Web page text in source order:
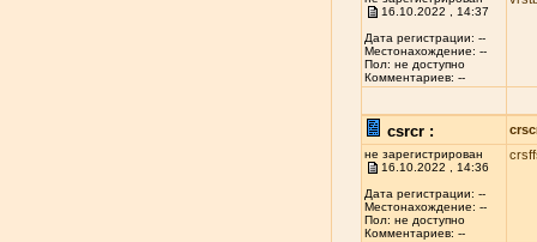
16.10.2022 , 14:37
Дата регистрации: --
Местонахождение: --
Пол: не доступно
Комментариев: --
csrcr :
не зарегистрирован
16.10.2022 , 14:36
Дата регистрации: --
Местонахождение: --
Пол: не доступно
Комментариев: --